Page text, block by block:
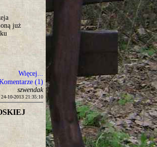
już
Więcej...
(1)
szwendak
24-10-2013 21:35:10